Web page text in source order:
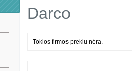
Darco
Tokios firmos prekių nėra.